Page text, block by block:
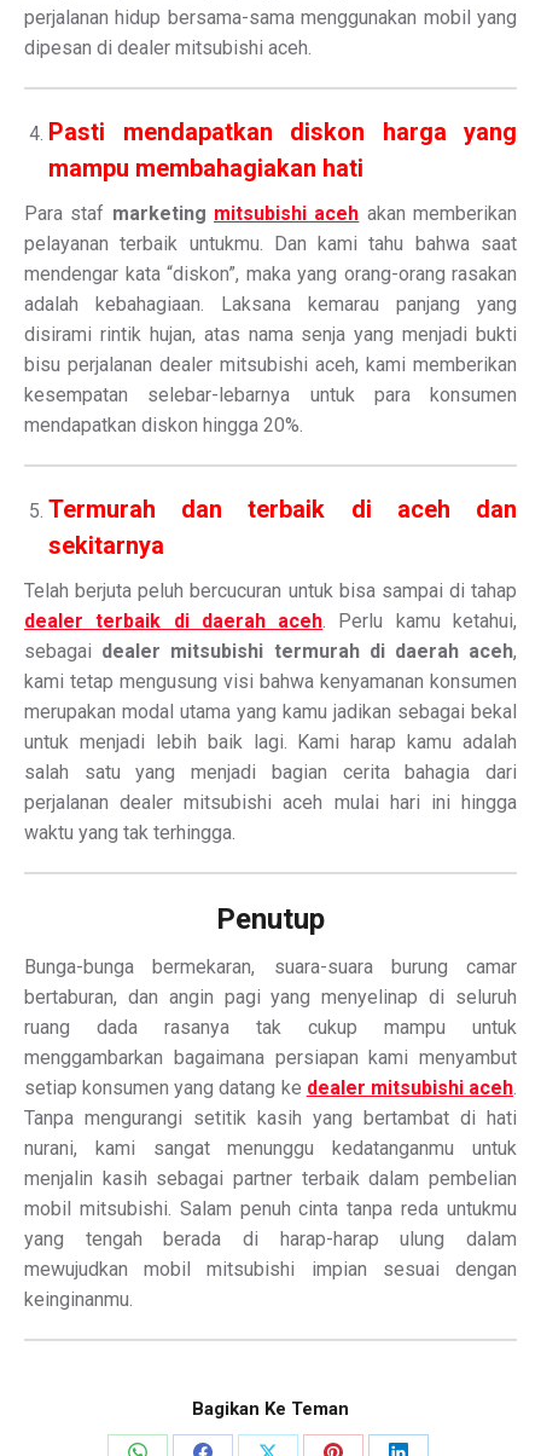
perjalanan hidup bersama-sama menggunakan mobil yang
dipesan di dealer mitsubishi aceh.
Pasti mendapatkan diskon harga yang
mampu membahagiakan hati
Para staf marketing mitsubishi aceh akan memberikan
pelayanan terbaik untukmu. Dan kami tahu bahwa saat
mendengar kata “diskon”, maka yang orang-orang rasakan
adalah kebahagiaan. Laksana kemarau panjang yang
disirami rintik hujan, atas nama senja yang menjadi bukti
bisu perjalanan dealer mitsubishi aceh, kami memberikan
kesempatan selebar-lebarnya untuk para konsumen
mendapatkan diskon hingga 20%.
Termurah dan terbaik di aceh dan
sekitarnya
Telah berjuta peluh bercucuran untuk bisa sampai di tahap
dealer terbaik di daerah aceh. Perlu kamu ketahui,
sebagai dealer mitsubishi termurah di daerah aceh,
kami tetap mengusung visi bahwa kenyamanan konsumen
merupakan modal utama yang kamu jadikan sebagai bekal
untuk menjadi lebih baik lagi. Kami harap kamu adalah
salah satu yang menjadi bagian cerita bahagia dari
perjalanan dealer mitsubishi aceh mulai hari ini hingga
waktu yang tak terhingga.
Penutup
Bunga-bunga bermekaran, suara-suara burung camar
bertaburan, dan angin pagi yang menyelinap di seluruh
ruang dada rasanya tak cukup mampu untuk
menggambarkan bagaimana persiapan kami menyambut
setiap konsumen yang datang ke dealer mitsubishi aceh.
Tanpa mengurangi setitik kasih yang bertambat di hati
nurani, kami sangat menunggu kedatanganmu untuk
menjalin kasih sebagai partner terbaik dalam pembelian
mobil mitsubishi. Salam penuh cinta tanpa reda untukmu
yang tengah berada di harap-harap ulung dalam
mewujudkan mobil mitsubishi impian sesuai dengan
keinginanmu.
Bagikan Ke Teman